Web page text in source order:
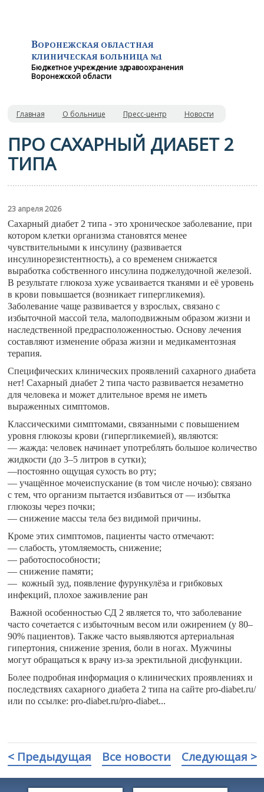
ВОРОНЕЖСКАЯ ОБЛАСТНАЯ
КЛИНИЧЕСКАЯ БОЛЬНИЦА №1
Бюджетное учреждение здравоохранения
Воронежской области
Главная О больнице Пресс-центр Новости
ПРО САХАРНЫЙ ДИАБЕТ 2
ТИПА
23 апреля 2026
Сахарный диабет 2 типа - это хроническое заболевание, при
котором клетки организма становятся менее
чувствительными к инсулину (развивается
инсулинорезистентность), а со временем снижается
выработка собственного инсулина поджелудочной железой.
В результате глюкоза хуже усваивается тканями и её уровень
в крови повышается (возникает гипергликемия).
Заболевание чаще развивается у взрослых, связано с
избыточной массой тела, малоподвижным образом жизни и
наследственной предрасположенностью. Основу лечения
составляют изменение образа жизни и медикаментозная
терапия.
️Специфических клинических проявлений сахарного диабета
нет! Сахарный диабет 2 типа часто развивается незаметно
для человека и может длительное время не иметь
выраженных симптомов.
Классическими симптомами, связанными с повышением
уровня глюкозы крови (гипергликемией), являются:
— жажда: человек начинает употреблять большое количество
жидкости (до 3–5 литров в сутки);
—постоянно ощущая сухость во рту;
— учащённое мочеиспускание (в том числе ночью): связано
с тем, что организм пытается избавиться от — избытка
глюкозы через почки;
— снижение массы тела без видимой причины.
Кроме этих симптомов, пациенты часто отмечают:
— слабость, утомляемость, снижение;
— работоспособности;
— снижение памяти;
— кожный зуд, появление фурункулёза и грибковых
инфекций, плохое заживление ран
️Важной особенностью СД 2 является то, что заболевание
часто сочетается с избыточным весом или ожирением (у 80–
90% пациентов). Также часто выявляются артериальная
гипертония, снижение зрения, боли в ногах. Мужчины
могут обращаться к врачу из-за эректильной дисфункции.
Более подробная информация о клинических проявлениях и
последствиях сахарного диабета 2 типа на сайте pro-diabet.ru/
или по ссылке: pro-diabet.ru/pro-diabet...
< Предыдущая Все новости Следующая >